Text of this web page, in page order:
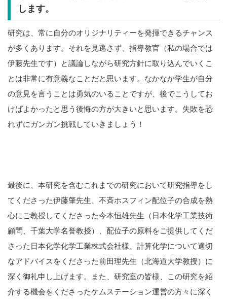
します。
研究は、常に自分のオリジナリティーを発揮できるチャンス
が多くあります。それを見逃さず、指導教官（私の場合では
伊藤先生です）と議論しながら研究方針に取り込んでいくこ
とは非常に有意義なことだと思います。なかなか学生が自分
の意見を言うことは勇気のいることですが、後でこうしてお
けばよかったと思う後悔の方が大きいと思います。失敗を恐
れずにガンガン挑戦していきましょう！
最後に、本研究を含むこれまでの研究において研究指導をし
てくださった伊藤肇先生、不斉ホスフィン配位子の合成を熱
心にご教授してくださった今本恒雄先生（日本化学工業技術
顧問、千葉大学名誉教授）、配位子の原料をご提供してくだ
さった日本化学化学工業株式会社様、計算化学について適切
なアドバイスをくださった前田理先生（北海道大学教授）に
深く御礼申し上げます。また、研究室の皆様、この研究を紹
介する機会をくださったケムステーション運営の方々に深く